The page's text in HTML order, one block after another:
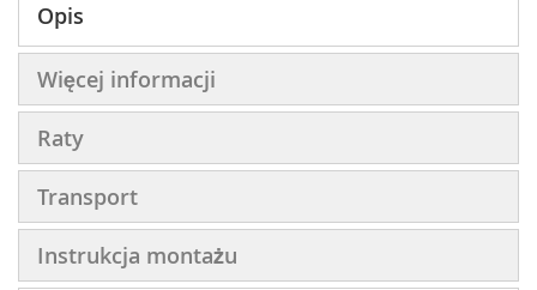
Opis
Więcej informacji
Raty
Transport
Instrukcja montażu